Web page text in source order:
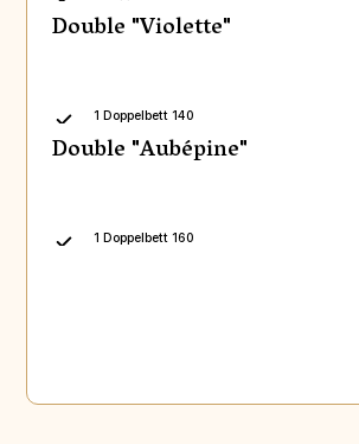
Double "Violette"
1 Doppelbett 140
Double "Aubépine"
1 Doppelbett 160